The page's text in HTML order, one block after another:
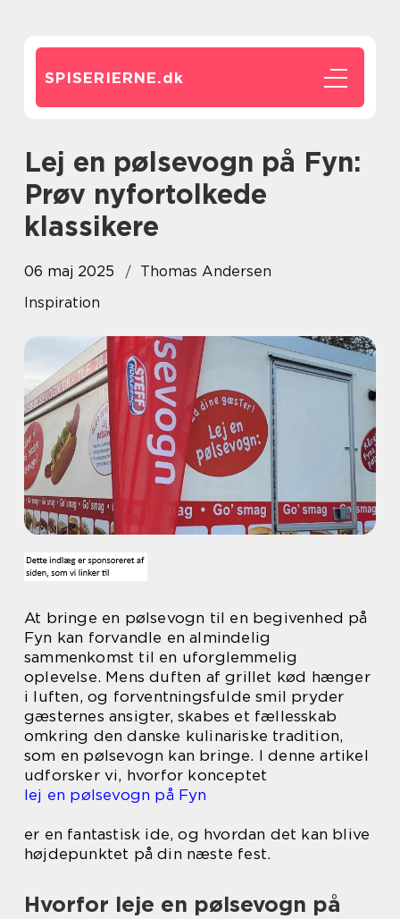
SPISERIERNE.dk
Lej en pølsevogn på Fyn:
Prøv nyfortolkede
klassikere
06 maj 2025
Thomas Andersen
Inspiration
At bringe en pølsevogn til en begivenhed på
Fyn kan forvandle en almindelig
sammenkomst til en uforglemmelig
oplevelse. Mens duften af grillet kød hænger
i luften, og forventningsfulde smil pryder
gæsternes ansigter, skabes et fællesskab
omkring den danske kulinariske tradition,
som en pølsevogn kan bringe. I denne artikel
udforsker vi, hvorfor konceptet
lej en pølsevogn på Fyn
er en fantastisk ide, og hvordan det kan blive
højdepunktet på din næste fest.
Hvorfor leje en pølsevogn på